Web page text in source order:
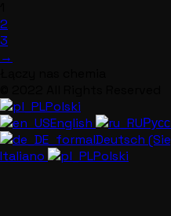
2
3
→
Polski
English
Deutsch
Italiano
Polski